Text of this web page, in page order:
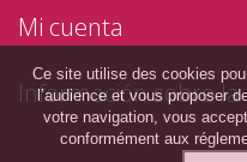
Mi cuenta
Información sobre
Ce site utilise des cookies
l’audience et vous proposer
votre navigation, vous
conformément aux